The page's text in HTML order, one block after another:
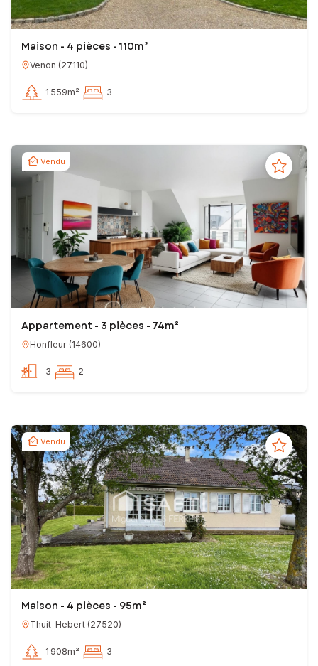
Maison - 4 pièces - 110m²
Venon (27110)
1 559m² 3
Vendu
Appartement - 3 pièces - 74m²
Honfleur (14600)
3 2
Vendu
Maison - 4 pièces - 95m²
Thuit-Hebert (27520)
1 908m² 3